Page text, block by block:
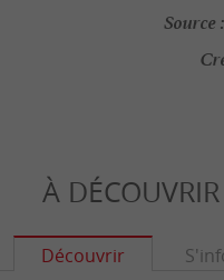
Source :
À DÉCOUVRIR
Découvrir